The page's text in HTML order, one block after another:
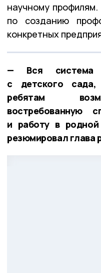
научному
по созданию
конкретных
— Вся система
с детского
ребятам
востребованную
и работу в
резюмировал глава